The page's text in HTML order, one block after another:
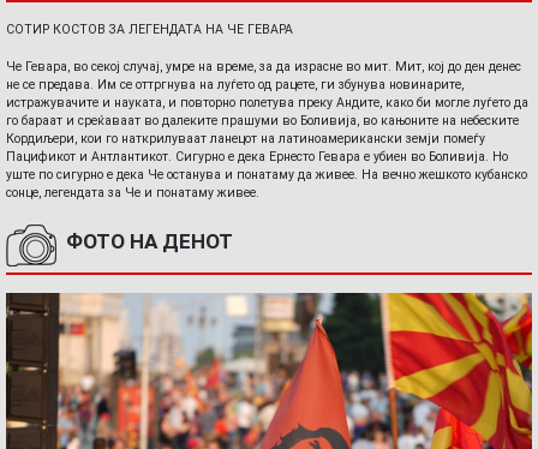
СОТИР КОСТОВ ЗА ЛЕГЕНДАТА НА ЧЕ ГЕВАРА
Че Гевара, во секој случај, умре на време, за да израсне во мит. Мит, кој до ден денес
не се предава. Им се оттргнува на луѓето од рацете, ги збунува новинарите,
истражувачите и науката, и повторно полетува преку Андите, како би могле луѓето да
го бараат и среќаваат во далеките прашуми во Боливија, во кањоните на небеските
Кордиљери, кои го наткрилуваат ланецот на латиноамерикански земји помеѓу
Пацификот и Антлантикот. Сигурно е дека Ернесто Гевара е убиен во Боливија. Но
уште по сигурно е дека Че останува и понатаму да живее. На вечно жешкото кубанско
сонце, легендата за Че и понатаму живее.
ФОТО НА ДЕНОТ